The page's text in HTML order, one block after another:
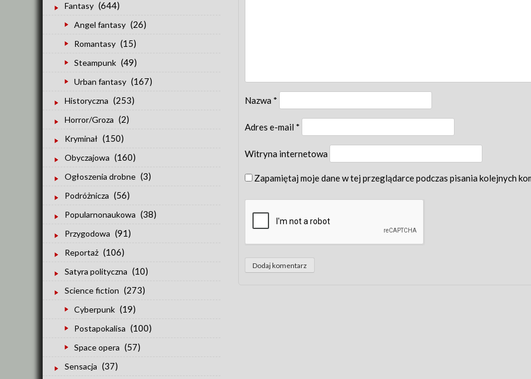
Nazwa *
Adres e-mail *
Witryna internetowa
Zapamiętaj moje dane w tej przeglądarce podczas pisania kolejnych
Fantasy (644)
Angel fantasy (26)
Romantasy (15)
Steampunk (49)
Urban fantasy (167)
Historyczna (253)
Horror/Groza (2)
Kryminał (150)
Obyczajowa (160)
Ogłoszenia drobne (3)
Podróżnicza (56)
Popularnonaukowa (38)
Przygodowa (91)
Reportaż (106)
Satyra polityczna (10)
Science fiction (273)
Cyberpunk (19)
Postapokalisa (100)
Space opera (57)
Sensacja (37)